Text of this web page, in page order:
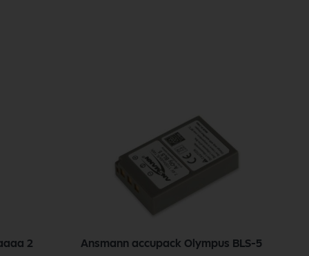
2
Ansmann accupack Olympus BLS-5